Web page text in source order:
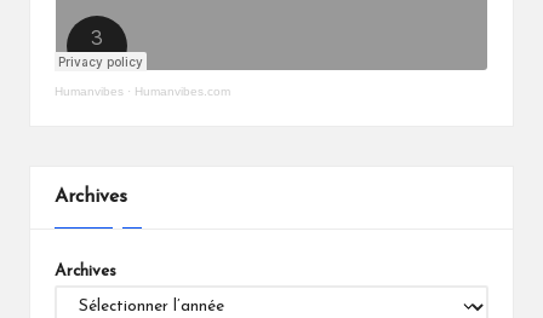
Humanvibes · Humanvibes.com
Archives
Archives